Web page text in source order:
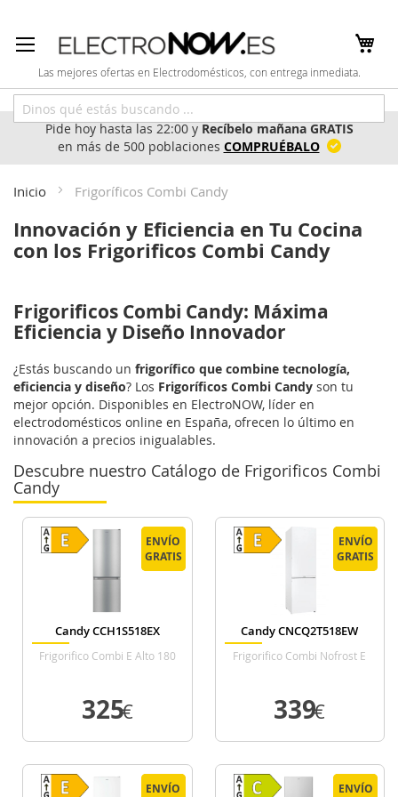
al
contenido
Las mejores ofertas en Electrodomésticos, con entrega inmediata.
Pide hoy hasta las 22:00 yRecíbelo mañana GRATIS
en más de 500 poblaciones COMPRUÉBALO
Inicio Frigoríficos Combi Candy
Innovación y Eficiencia en Tu Cocina
con los Frigorificos Combi Candy
Frigorificos Combi Candy: Máxima
Eficiencia y Diseño Innovador
¿Estás buscando un frigorífico que combine tecnología,
eficiencia y diseño? Los Frigoríficos Combi Candy son tu
mejor opción. Disponibles en ElectroNOW, líder en
electrodomésticos online en España, ofrecen lo último en
innovación a precios inigualables.
Descubre nuestro Catálogo de Frigorificos Combi
Candy
ENVÍO
GRATIS
ENVÍO
GRATIS
Candy CCH1S518EX
Frigorifico Combi E Alto 180
325
€
ENVÍO
GRATIS
ENVÍO
GRATIS
Candy CNCQ2T518EW
Frigorifico Combi Nofrost E
339
€
ENVÍO
ENVÍO
ENVÍO
ENVÍO